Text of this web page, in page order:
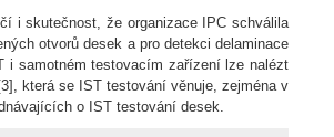
i skutečnost, že organizace IPC schválila
otvorů desek a pro detekci delaminace
i samotném testovacím zařízení lze nalézt
která se IST testování věnuje, zejména v
o IST testování desek.